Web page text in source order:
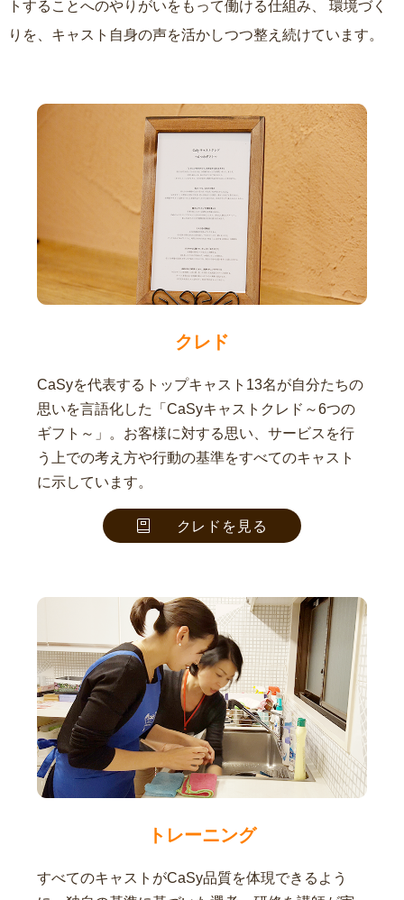
トすることへのやりがいをもって働ける仕組み、
りを、キャスト自身の声を活かしつつ整え続けています。
クレド
CaSyを代表するトップキャスト13名が自分たちの
思いを言語化した「CaSyキャストクレド～6つの
ギフト～」。お客様に対する思い、サービスを行
う上での考え方や行動の基準をすべてのキャスト
に示しています。
クレドを見る
トレーニング
すべてのキャストがCaSy品質を体現できるよう